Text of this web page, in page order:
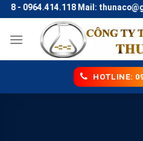
Skip
to
content
Mail:
HOTLINE: